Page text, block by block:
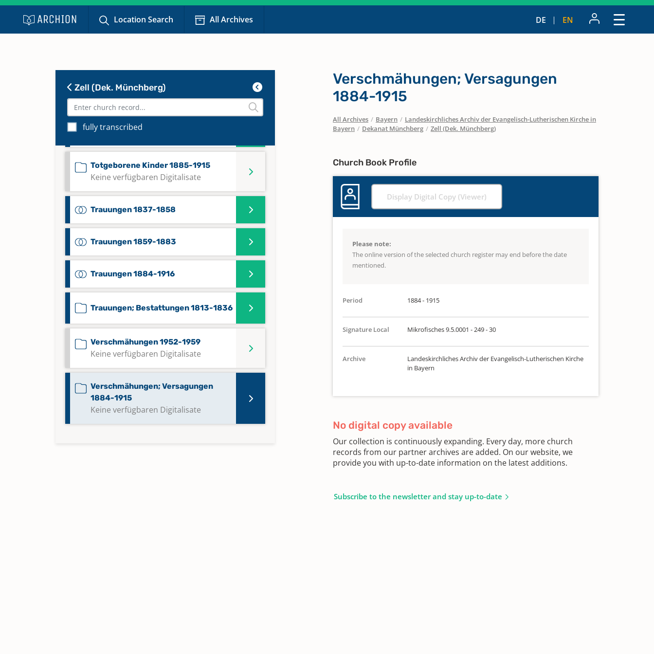
Location Search All Archives DE EN
Zell (Dek. Münchberg)
fully transcribed
Taufen; Trauungen; Bestattungen
1712-1754
Taufen; Trauungen; Bestattungen
1755-1812
Totgeborene Kinder 1885-1915
Keine verfügbaren Digitalisate
Trauungen 1837-1858
Trauungen 1859-1883
Trauungen 1884-1916
Trauungen; Bestattungen 1813-1836
Verschmähungen 1952-1959
Keine verfügbaren Digitalisate
Verschmähungen; Versagungen
1884-1915
Keine verfügbaren Digitalisate
Verschmähungen; Versagungen
1884-1915
All Archives / Bayern / Landeskirchliches Archiv der Evangelisch-Lutherischen Kirche in
Bayern / Dekanat Münchberg / Zell (Dek. Münchberg)
Church Book Profile
Display Digital Copy (Viewer)
Please note:
The online version of the selected church register may end before the date
mentioned.
Period 1884 - 1915
Signature Local Mikrofisches 9.5.0001 - 249 - 30
Archive
Landeskirchliches Archiv der Evangelisch-Lutherischen Kirche
in Bayern
No digital copy available
Our collection is continuously expanding. Every day, more church
records from our partner archives are added. On our website, we
provide you with up-to-date information on the latest additions.
Subscribe to the newsletter and stay up-to-date